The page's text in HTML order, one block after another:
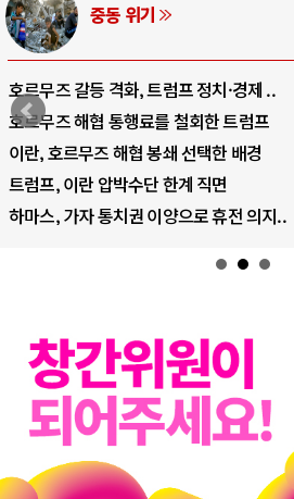
정치·경제 ..
회한 트럼프
택한 배경
직면
로 휴전 의지..